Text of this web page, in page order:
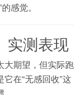
感觉。
实测表现
大期望，但实际跑
在“无感回收”这